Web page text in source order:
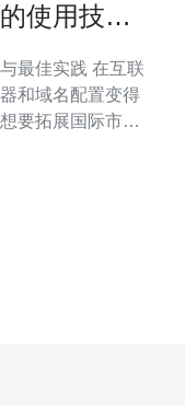
使用技巧
实践 在互联
和域名配置变得
要拓展国际市场
站的访问速度，